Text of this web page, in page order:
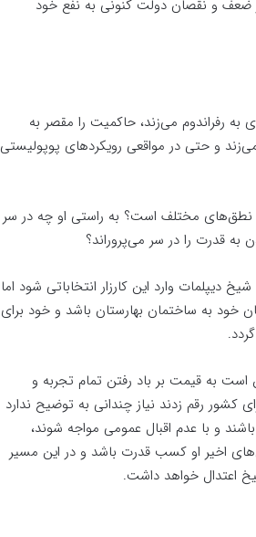
و نقصان دولت کنونی به نفع خود
به رفراندوم می‌زند، حاکمیت را مقصر به
و حتی در مواقعی رویکردهای پوپولیستی
و نطق‌های مختلف است؟ به راستی او چه در سر
به قدرت را در سر می‌پروراند؟
وارد این کارزار انتخاباتی شود اما
خود به ساختمان بهارستان باشد و خود برای
به قیمت بر باد رفتن تمام تجربه و
رقم زدند نیاز چندانی به توضیح ندارد
و با عدم اقبال عمومی مواجه شوند،
اخیر او کسب قدرت باشد و در این مسیر
اعتدال خواهد داشت.